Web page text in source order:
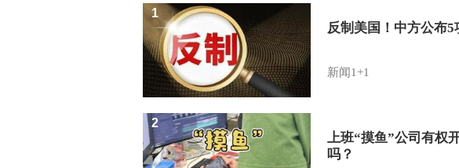
反制美国！中方公布5
新闻1+1
1
上班“摸鱼”公司有权
吗？
2